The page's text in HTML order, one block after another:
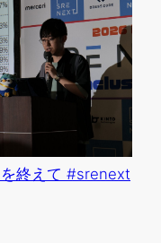
終えて #srenext